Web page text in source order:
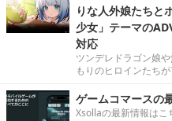
りな人外娘たちと
少女」テーマの
対応
ツンデレドラゴン娘
もりのヒロインたちが
ゲームコマースの
Xsollaの最新情報はこ